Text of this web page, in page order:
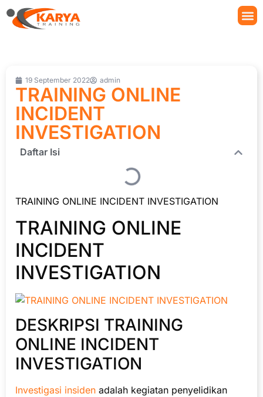
19 September 2022 admin
TRAINING ONLINE
INCIDENT
INVESTIGATION
Daftar Isi
TRAINING ONLINE INCIDENT INVESTIGATION
TRAINING ONLINE
INCIDENT
INVESTIGATION
DESKRIPSI TRAINING
ONLINE INCIDENT
INVESTIGATION
Investigasi insiden adalah kegiatan penyelidikan